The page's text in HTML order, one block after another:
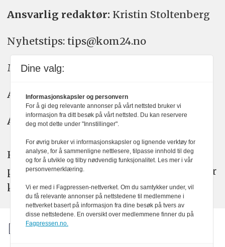
Ansvarlig redaktør: Kristin Stoltenberg
Nyhetstips: tips@kom24.no
Meninger: meninger@kom24.no
Annonse: annonse@watchmedia.no
Abonnement:kom24@watchmedia.no
KOM24 arbeider etter Vær Varsom-
plakatens regler for god presseskikk. Her
kan du lese mer omPFUsarbeid.
Dine valg:
Informasjonskapsler og personvern
For å gi deg relevante annonser på vårt nettsted bruker vi
informasjon fra ditt besøk på vårt nettsted. Du kan reservere
deg mot dette under "Innstillinger".
For øvrig bruker vi informasjonskapsler og lignende verktøy for
analyse, for å sammenligne nettlesere, tilpasse innhold til deg
og for å utvikle og tilby nødvendig funksjonalitet. Les mer i vår
personvernerklæring.
Vi er med i Fagpressen-nettverket. Om du samtykker under, vil
du få relevante annonser på nettstedene til medlemmene i
nettverket basert på informasjon fra dine besøk på tvers av
disse nettstedene. En oversikt over medlemmene finner du på
Fagpressen.no.